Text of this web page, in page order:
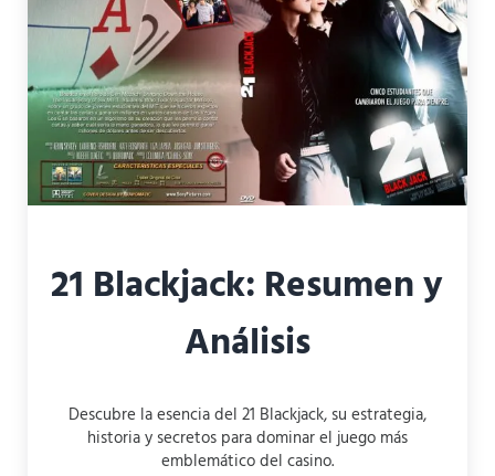
21 Blackjack: Resumen y
Análisis
Descubre la esencia del 21 Blackjack, su estrategia,
historia y secretos para dominar el juego más
emblemático del casino.